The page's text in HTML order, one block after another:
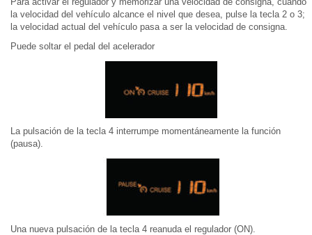
la velocidad del vehículo alcance el nivel que desea, pulse la tecla 2 o 3;
la velocidad actual del vehículo pasa a ser la velocidad de consigna.
Puede soltar el pedal del acelerador
La pulsación de la tecla 4 interrumpe momentáneamente la función
(pausa).
Una nueva pulsación de la tecla 4 reanuda el regulador (ON).